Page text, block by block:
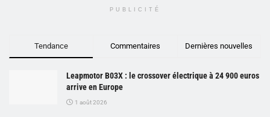
PUBLICITÉ
Tendance Commentaires Dernières nouvelles
Leapmotor B03X : le crossover électrique à 24 900 euros
arrive en Europe
1 août 2026